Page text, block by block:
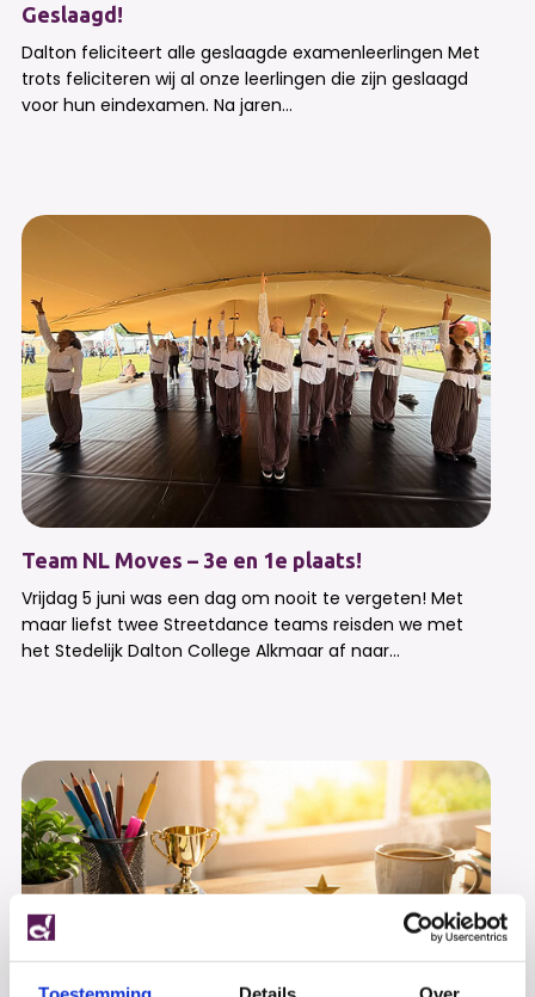
Geslaagd!
Dalton feliciteert alle geslaagde examenleerlingen Met
trots feliciteren wij al onze leerlingen die zijn geslaagd
voor hun eindexamen. Na jaren...
Team NL Moves – 3e en 1e plaats!
Vrijdag 5 juni was een dag om nooit te vergeten! Met
maar liefst twee Streetdance teams reisden we met
het Stedelijk Dalton College Alkmaar af naar...